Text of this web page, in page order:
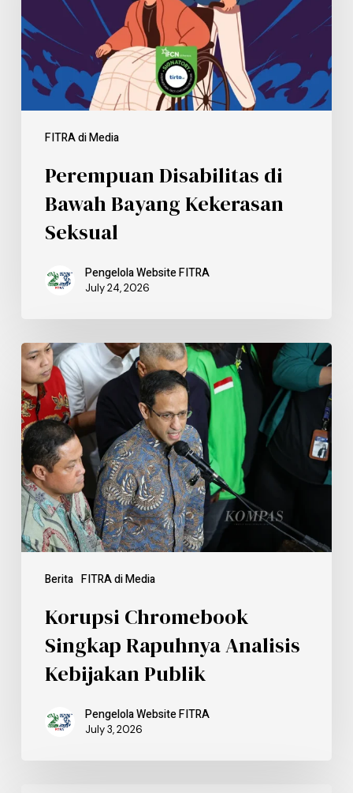
FITRA di Media
Perempuan Disabilitas di
Bawah Bayang Kekerasan
Seksual
Pengelola Website FITRA
July 24, 2026
Berita FITRA di Media
Korupsi Chromebook
Singkap Rapuhnya Analisis
Kebijakan Publik
Pengelola Website FITRA
July 3, 2026